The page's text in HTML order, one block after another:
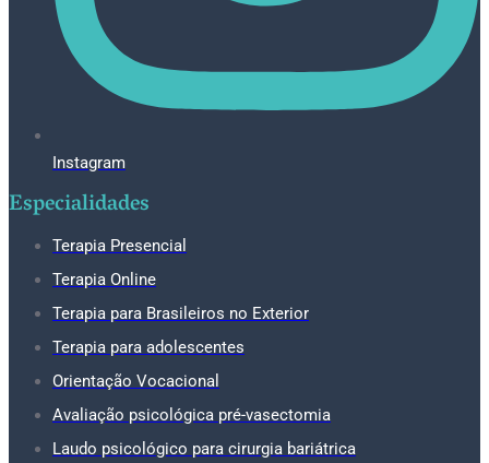
Instagram
Especialidades
Terapia Presencial
Terapia Online
Terapia para Brasileiros no Exterior
Terapia para adolescentes
Orientação Vocacional
Avaliação psicológica pré-vasectomia
Laudo psicológico para cirurgia bariátrica